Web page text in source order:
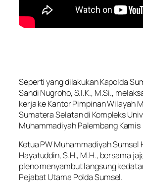
Seperti yang dilakukan Kapolda
Sandi Nugroho, S.I.K., M.Si.,
kerja ke Kantor Pimpinan Wilayah
Sumatera Selatan di Kompleks
Muhammadiyah Palembang
Ketua PW Muhammadiyah Sumsel
Hayatuddin, S.H., M.H., bersama
pleno menyambut langsung
Pejabat Utama Polda Sumsel.